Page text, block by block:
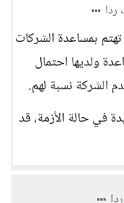
بمساعدة الشركات
ولديها احتمال
الشركة نسبة لهم.
في حالة الأزمة، قد